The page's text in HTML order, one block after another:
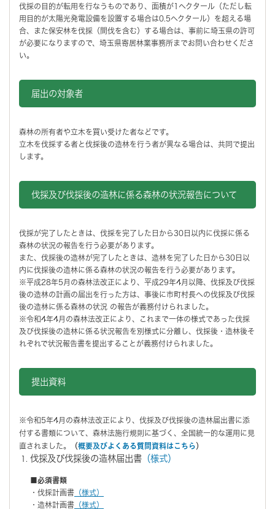
伐採の目的が転用を行なうものであり、面積が1ヘクタール（ただし転
用目的が太陽光発電設備を設置する場合は0.5ヘクタール）を超える場
合、また保安林を伐採（間伐を含む）する場合は、事前に埼玉県の許可
が必要になりますので、埼玉県寄居林業事務所までお問い合わせくださ
い。
届出の対象者
森林の所有者や立木を買い受けた者などです。
立木を伐採する者と伐採後の造林を行う者が異なる場合は、共同で提出
します。
伐採及び伐採後の造林に係る森林の状況報告について
伐採が完了したときは、伐採を完了した日から30日以内に伐採に係る
森林の状況の報告を行う必要があります。
また、伐採後の造林が完了したときは、造林を完了した日から30日以
内に伐採後の造林に係る森林の状況の報告を行う必要があります。
※平成28年5月の森林法改正により、平成29年4月以降、伐採及び伐採
後の造林の計画の届出を行った方は、事後に市町村長への伐採及び伐採
後の造林に係る森林の状況 の報告が義務付けられました。
※令和4年4月の森林法改正により、これまで一体の様式であった伐採
及び伐採後の造林に係る状況報告を別様式に分離し、伐採後・造林後そ
れぞれで状況報告書を提出することが義務付けられました。
提出資料
※令和5年4月の森林法改正により、伐採及び伐採後の造林届出書に添
付する書類について、森林法施行規則に基づく、全国統一的な運用に見
直されました。
（概要及びよくある質問資料はこちら）
伐採及び伐採後の造林届出書 （様式）
■必須書類
・伐採計画書 （様式）
・造林計画書 （様式）